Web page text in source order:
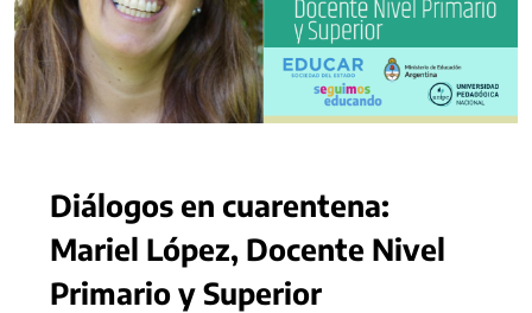
Diálogos en cuarentena:
Mariel López, Docente Nivel
Primario y Superior